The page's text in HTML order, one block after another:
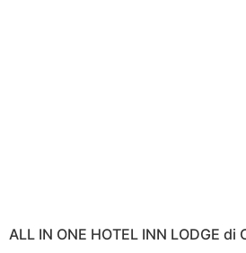
ALL IN ONE HOTEL INN LODGE di